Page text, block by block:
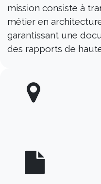
mission consiste à
métier en
garantissant une
des rapports de